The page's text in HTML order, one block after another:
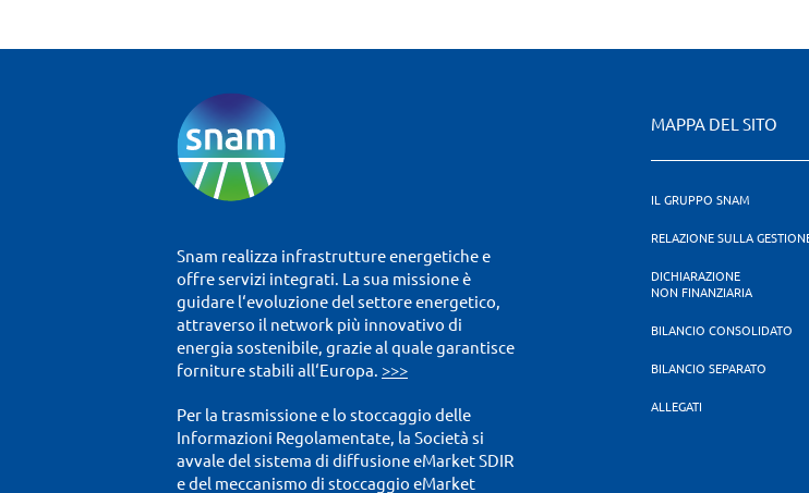
Snam realizza infrastrutture energetiche e
offre servizi integrati. La sua missione è
guidare l‘evoluzione del settore energetico,
attraverso il network più innovativo di
energia sostenibile, grazie al quale garantisce
forniture stabili all‘Europa. >>>
Per la trasmissione e lo stoccaggio delle
Informazioni Regolamentate, la Società si
avvale del sistema di diffusione eMarket SDIR
e del meccanismo di stoccaggio eMarket
MAPPA DEL SITO
IL GRUPPO SNAM
RELAZIONE SULLA
DICHIARAZIONE
NON FINANZIARIA
BILANCIO CONSOLIDATO
BILANCIO SEPARATO
ALLEGATI